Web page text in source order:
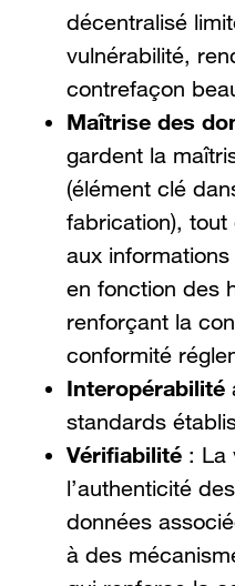
décentralisé
vulnérabilité,
contrefaçon
Maîtrise des
gardent la
(élément clé
fabrication), tout
aux
en fonction des
renforçant la
conformité
Interopérabilité
standards
Vérifiabilité : La
l’authenticité
données
à des